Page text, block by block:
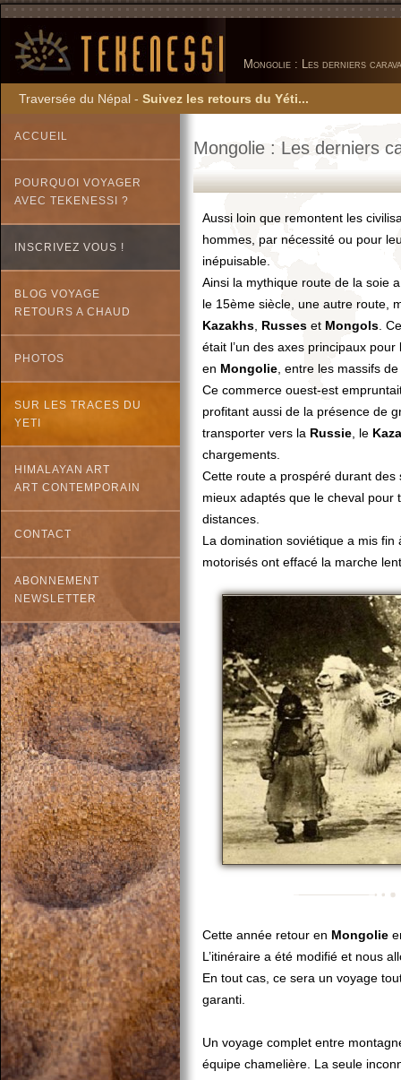
Mongolie : Les derniers
Traversée du Népal - Suivez les retours du Yéti...
ACCUEIL
POURQUOI VOYAGER
AVEC TEKENESSI ?
INSCRIVEZ VOUS !
BLOG VOYAGE
RETOURS A CHAUD
PHOTOS
SUR LES TRACES DU
YETI
HIMALAYAN ART
ART CONTEMPORAIN
CONTACT
ABONNEMENT
NEWSLETTER
Mongolie : Les derniers
Aussi loin que remontent les
hommes, par nécessité ou pour
inépuisable.
Ainsi la mythique route de la soie
le 15ème siècle, une autre route,
Kazakhs Russes et Mongols .
était l’un des axes principaux
en Mongolie , entre les massifs de
Ce commerce ouest-est
profitant aussi de la présence de
transporter vers la Russie , le
chargements.
Cette route a prospéré durant
mieux adaptés que le cheval
distances.
La domination soviétique a mis fin
motorisés ont effacé la marche
Cette année retour en Mongolie
L’itinéraire a été modifié et nous
En tout cas, ce sera un voyage
garanti.
Un voyage complet entre
équipe chamelière. La seule